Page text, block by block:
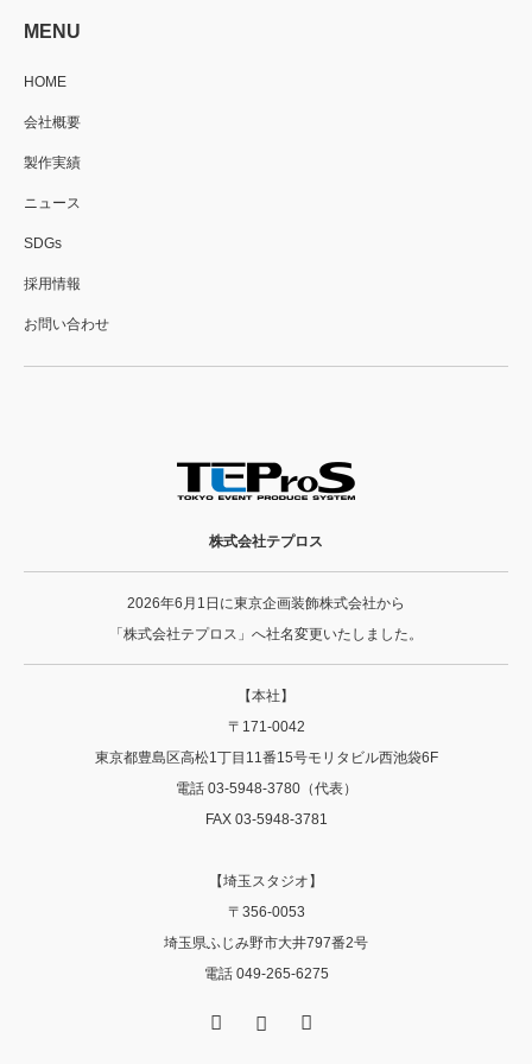
MENU
HOME
会社概要
製作実績
ニュース
SDGs
採用情報
お問い合わせ
株式会社テプロス
2026年6月1日に東京企画装飾株式会社から
「株式会社テプロス」へ社名変更いたしました。
【本社】
〒171-0042
東京都豊島区高松1丁目11番15号モリタビル西池袋6F
電話 03-5948-3780（代表）
FAX 03-5948-3781
【埼玉スタジオ】
〒356‐0053
埼玉県ふじみ野市大井797番2号
電話 049-265-6275